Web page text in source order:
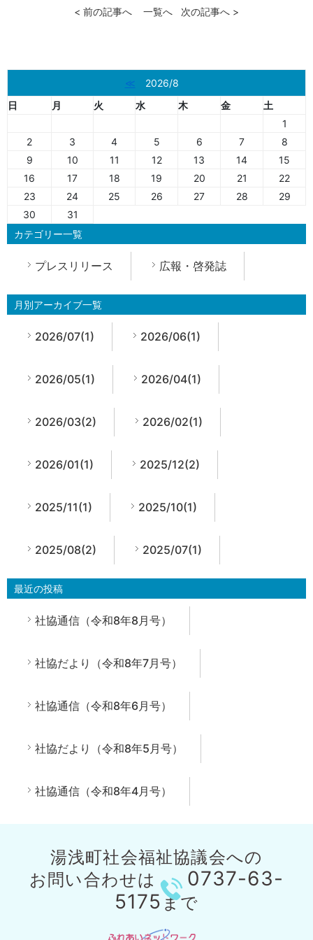
< 前の記事へ 一覧へ 次の記事へ >
≪ 2026/8
日
月 火 水 木 金
土
1
2
3 4 5 6 7
8
9
10 11 12 13 14
15
16
17 18 19 20 21
22
23
24 25 26 27 28
29
30
31
カテゴリー一覧
プレスリリース 広報・啓発誌
月別アーカイブ一覧
2026/07(1) 2026/06(1)
2026/05(1) 2026/04(1)
2026/03(2) 2026/02(1)
2026/01(1) 2025/12(2)
2025/11(1) 2025/10(1)
2025/08(2) 2025/07(1)
最近の投稿
社協通信（令和8年8月号）
社協だより（令和8年7月号）
社協通信（令和8年6月号）
社協だより（令和8年5月号）
社協通信（令和8年4月号）
湯浅町社会福祉協議会への
お問い合わせは
0737-63-
5175 まで